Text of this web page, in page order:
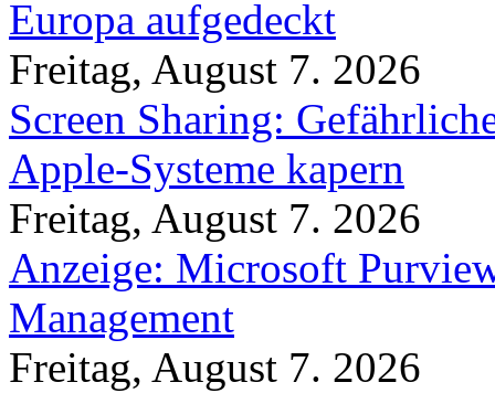
Europa aufgedeckt
Freitag, August 7. 2026
Screen Sharing:
Apple-Systeme kapern
Freitag, August 7. 2026
Anzeige: Microsoft
Management
Freitag, August 7. 2026